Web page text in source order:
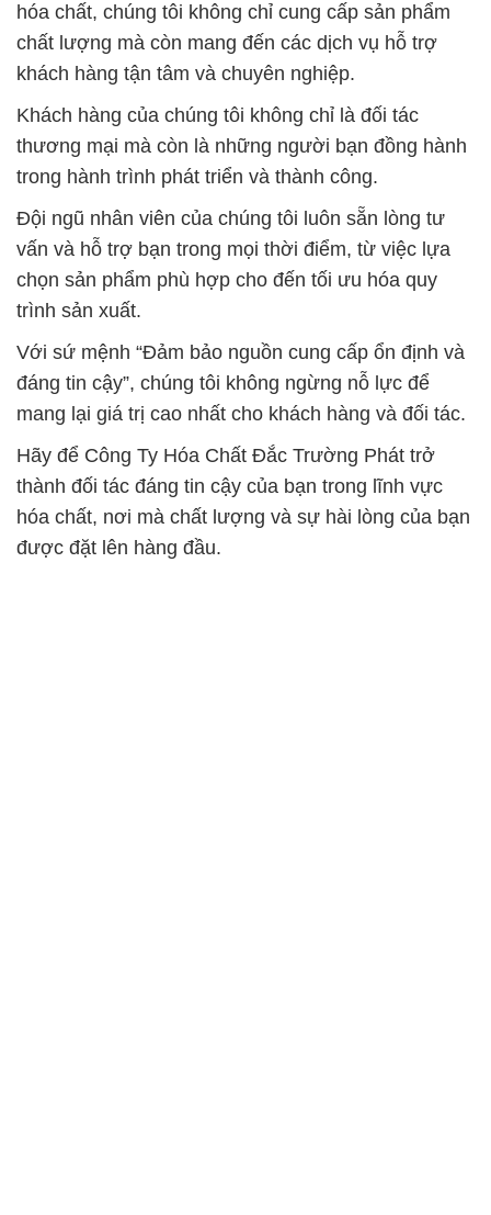
hóa chất, chúng tôi không chỉ cung cấp sản phẩm
chất lượng mà còn mang đến các dịch vụ hỗ trợ
khách hàng tận tâm và chuyên nghiệp.
Khách hàng của chúng tôi không chỉ là đối tác
thương mại mà còn là những người bạn đồng hành
trong hành trình phát triển và thành công.
Đội ngũ nhân viên của chúng tôi luôn sẵn lòng tư
vấn và hỗ trợ bạn trong mọi thời điểm, từ việc lựa
chọn sản phẩm phù hợp cho đến tối ưu hóa quy
trình sản xuất.
Với sứ mệnh “Đảm bảo nguồn cung cấp ổn định và
đáng tin cậy”, chúng tôi không ngừng nỗ lực để
mang lại giá trị cao nhất cho khách hàng và đối tác.
Hãy để Công Ty Hóa Chất Đắc Trường Phát trở
thành đối tác đáng tin cậy của bạn trong lĩnh vực
hóa chất, nơi mà chất lượng và sự hài lòng của bạn
được đặt lên hàng đầu.